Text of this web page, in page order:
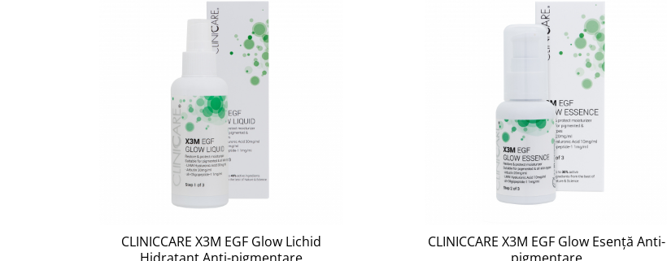
CLINICCARE X3M EGF Glow Lichid
CLINICCARE X3M EGF Glow Esență Anti-